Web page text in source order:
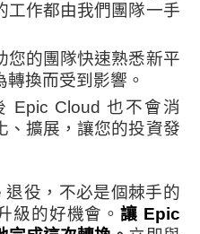
工作都由我們團隊一手
您的團隊快速熟悉新平
換而受到影響。
Epic Cloud 也不會消
、擴展，讓您的投資發
役，不必是個棘手的
級的好機會。 讓 Epic